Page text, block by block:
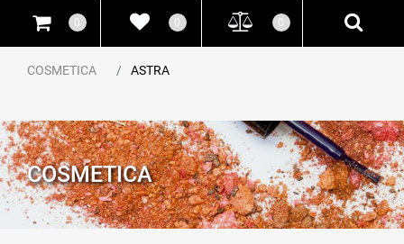
0 0 0
COSMETICA ASTRA
COSMETICA